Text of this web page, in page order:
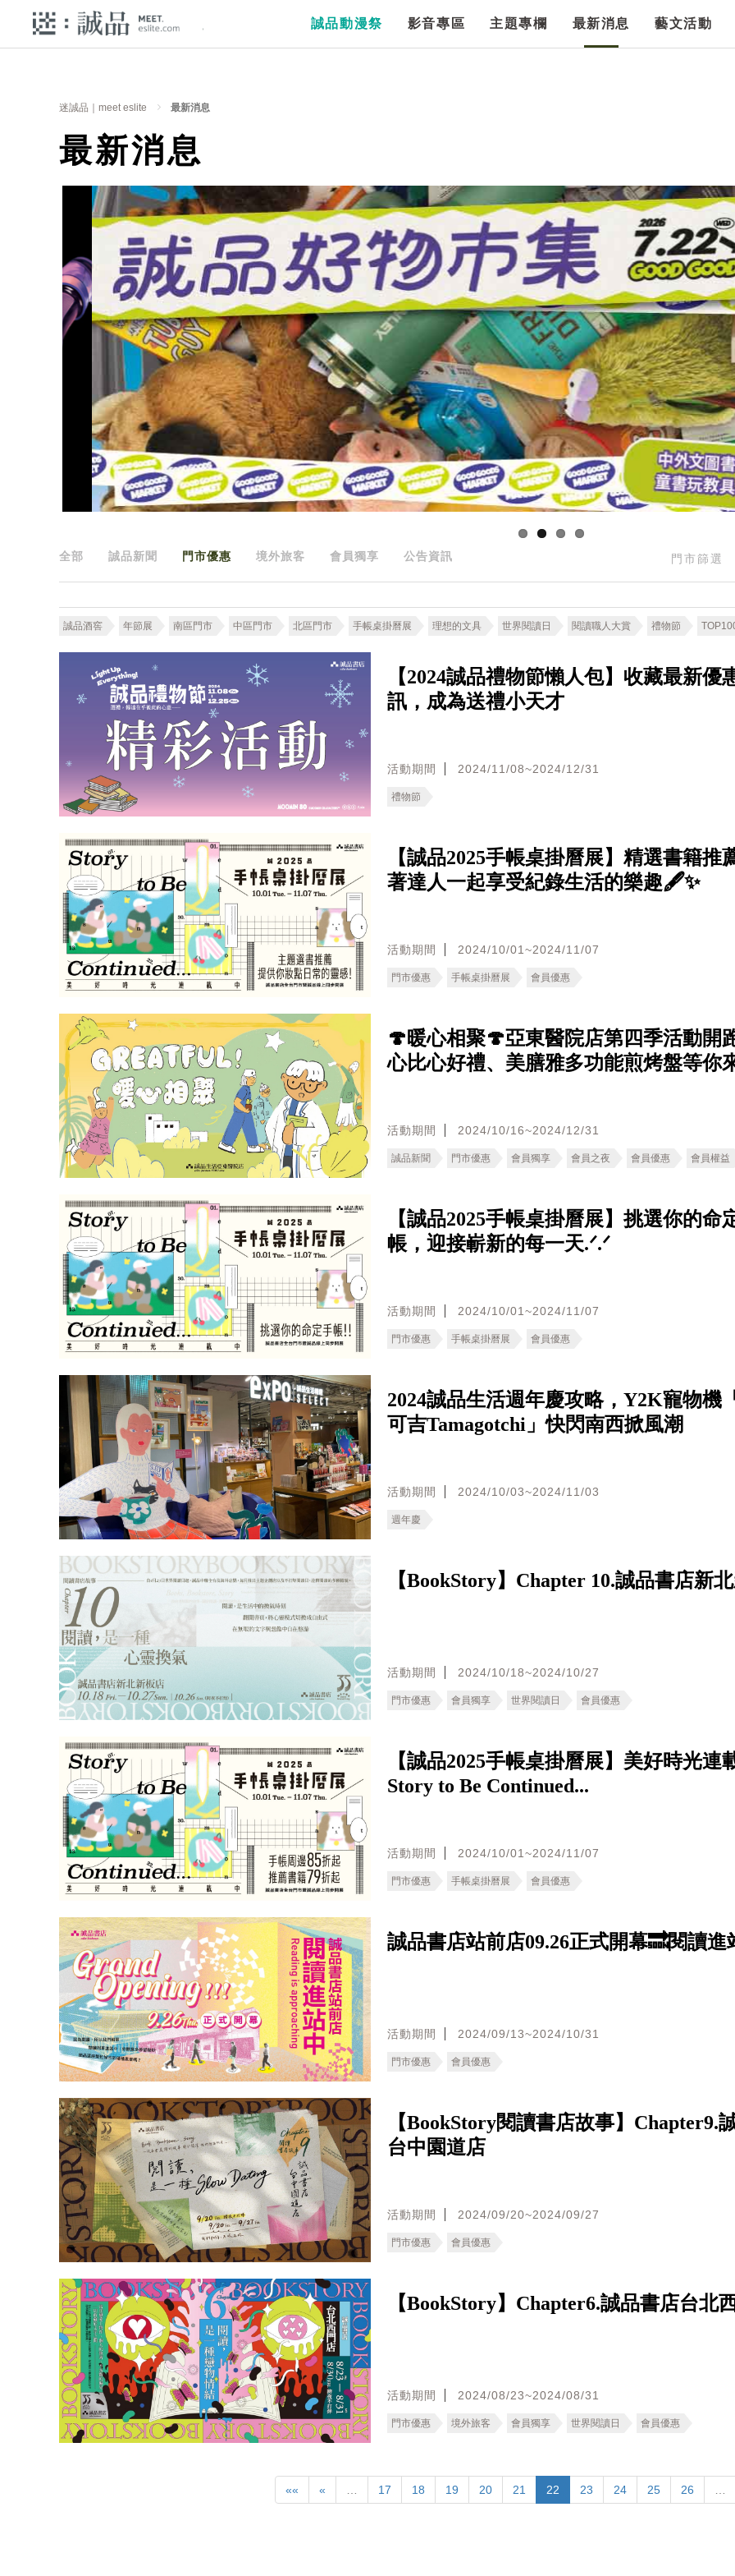
誠品動漫祭 影音專區 主題專欄 最新消息 藝文活動
迷誠品｜meet eslite 最新消息
最新消息
門市篩選
全部 誠品新聞 門市優惠 境外旅客 會員獨享 公告資訊
誠品酒窖 年節展 南區門市 中區門市 北區門市 手帳桌掛曆展 理想的文具 世界閱讀日 閱讀職人大賞 禮物節
【2024誠品禮物節懶人包】收藏最新優
訊，成為送禮小天才
活動期間 2024/11/08~2024/12/31
禮物節
【誠品2025手帳桌掛曆展】精選書籍推
著達人一起享受紀錄生活的樂趣🖋️✨
活動期間 2024/10/01~2024/11/07
門市優惠 手帳桌掛曆展 會員優惠
🍄暖心相聚🍄亞東醫院店第四季活動開
心比心好禮、美膳雅多功能煎烤盤等你
活動期間 2024/10/16~2024/12/31
誠品新聞 門市優惠 會員獨享 會員之夜 會員優惠 會員權益
【誠品2025手帳桌掛曆展】挑選你的命
帳，迎接嶄新的每一天.ᐟ.ᐟ
活動期間 2024/10/01~2024/11/07
門市優惠 手帳桌掛曆展 會員優惠
2024誠品生活週年慶攻略，Y2K寵物機
可吉Tamagotchi」快閃南西掀風潮
活動期間 2024/10/03~2024/11/03
週年慶
【BookStory】Chapter 10.誠品書店新
活動期間 2024/10/18~2024/10/27
門市優惠 會員獨享 世界閱讀日 會員優惠
【誠品2025手帳桌掛曆展】美好時光連
Story to Be Continued...
活動期間 2024/10/01~2024/11/07
門市優惠 手帳桌掛曆展 會員優惠
誠品書店站前店09.26正式開幕🔜閱讀進
活動期間 2024/09/13~2024/10/31
門市優惠 會員優惠
【BookStory閱讀書店故事】Chapter9.
台中園道店
活動期間 2024/09/20~2024/09/27
門市優惠 會員優惠
【BookStory】Chapter6.誠品書店台北
活動期間 2024/08/23~2024/08/31
門市優惠 境外旅客 會員獨享 世界閱讀日 會員優惠
«« « 17 18 19 20 21 22 23 24 25 26